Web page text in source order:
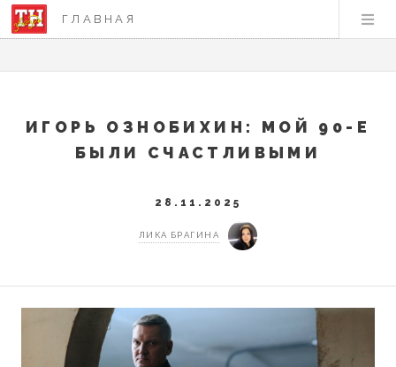
ГЛАВНАЯ
ИГОРЬ ОЗНОБИХИН: МОЙ 90-Е
БЫЛИ СЧАСТЛИВЫМИ
28.11.2025
ЛИКА БРАГИНА